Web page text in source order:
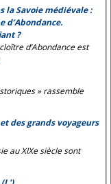
la Savoie médiévale :
d’Abondance.
?
d’Abondance est
» rassemble
des grands voyageurs
au XIXe siècle sont